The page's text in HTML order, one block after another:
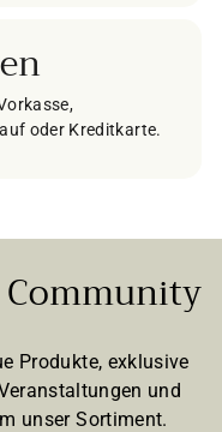
oder Kreditkarte.
Produkte, exklusive
und
unser Sortiment.